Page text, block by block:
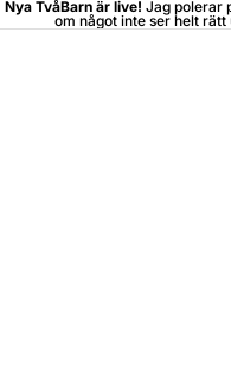
Nya TvåBarn är live! Jag polerar
om något inte ser helt